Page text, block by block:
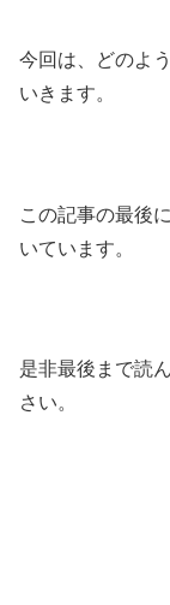
今回は、どのよ
いきます。
この記事の最後
いています。
是非最後まで読
さい。